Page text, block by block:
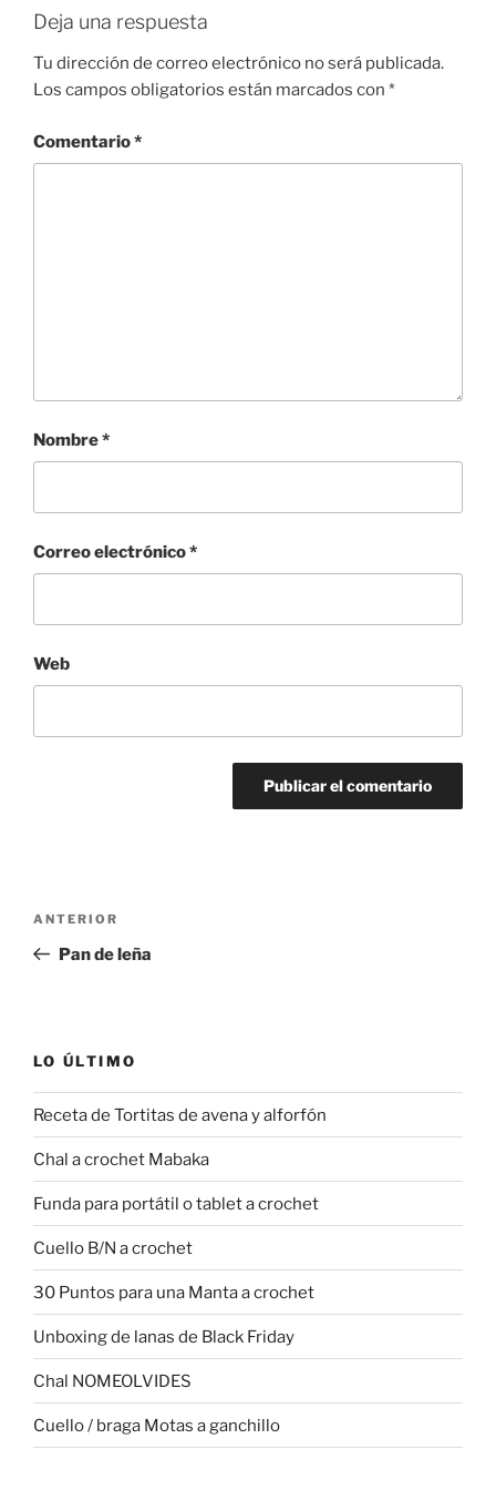
Deja una respuesta
Tu dirección de correo electrónico no será publicada.
Los campos obligatorios están marcados con *
Comentario*
Nombre*
Correo electrónico*
Web
entradas
Entrada
anterior:
ANTERIOR
Pan de leña
LO ÚLTIMO
Receta de Tortitas de avena y alforfón
Chal a crochet Mabaka
Funda para portátil o tablet a crochet
Cuello B/N a crochet
30 Puntos para una Manta a crochet
Unboxing de lanas de Black Friday
Chal NOMEOLVIDES
Cuello / braga Motas a ganchillo